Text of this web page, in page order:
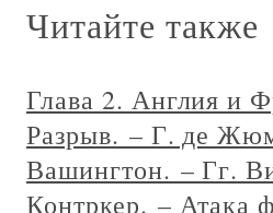
Читайте также
Глава 2. Англия и
Разрыв. – Г. де
Вашингтон. – Гг.
Контркер. – Атака